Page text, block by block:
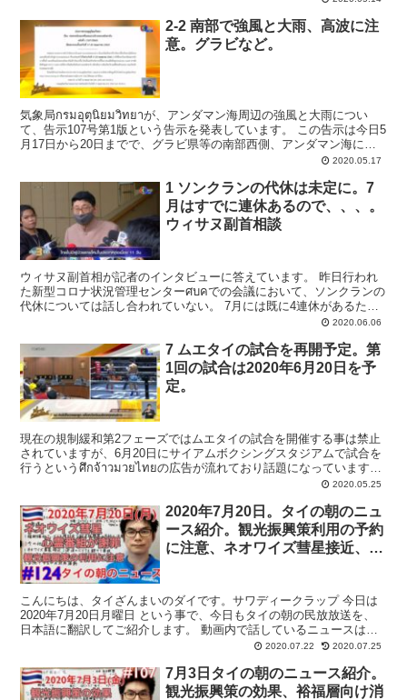
2-2 南部で強風と大雨、高波に注
意。グラビなど。
気象局กรมอุตุนิยมวิทยาが、アンダマン海周辺の強風と大雨につい
て、告示107号第1版という告示を発表しています。 この告示は今日5
月17日から20日までで、グラビ県等の南部西側、アンダマン海に面
2020.05.17
1 ソンクランの代休は未定に。7
月はすでに連休あるので、、、。
ウィサヌ副首相談
ウィサヌ副首相が記者のインタビューに答えています。 昨日行われ
た新型コロナ状況管理センターศบคでの会議において、ソンクランの
代休については話し合われていない。 7月には既に4連休があるた
め、わざわざ7月に代休をおいて、連休にする必要はない...2020.06.06
7 ムエタイの試合を再開予定。第
1回の試合は2020年6月20日を予
定。
現在の規制緩和第2フェーズではムエタイの試合を開催する事は禁止
されていますが、6月20日にサイアムボクシングスタジアムで試合を
行うというศึกจ้าวมวยไทยの広告が流れており話題になっています。
2020.05.25
2020年7月20日。タイの朝のニュ
ース紹介。観光振興策利用の予約
に注意、ネオワイズ彗星接近、心
こんにちは、タイざんまいのダイです。サワディークラップ 今日は
2020年7月20日月曜日 という事で、今日もタイの朝の民放放送を、
日本語に翻訳してご紹介します。 動画内で話しているニュースは、
タイの民放3チャンネルのニュースになります。 タ...
2020.07.22 2020.07.25
7月3日タイの朝のニュース紹介。
観光振興策の効果、裕福層向け消